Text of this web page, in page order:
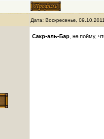
Дата: Воскресенье,
Сакр-аль-Бар , не пойму,